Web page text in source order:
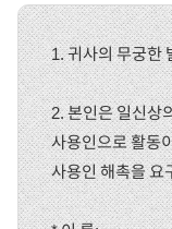
1. 귀사의 무궁한
2. 본인은 일신상
사용인으로 활동
사용인 해촉을 요